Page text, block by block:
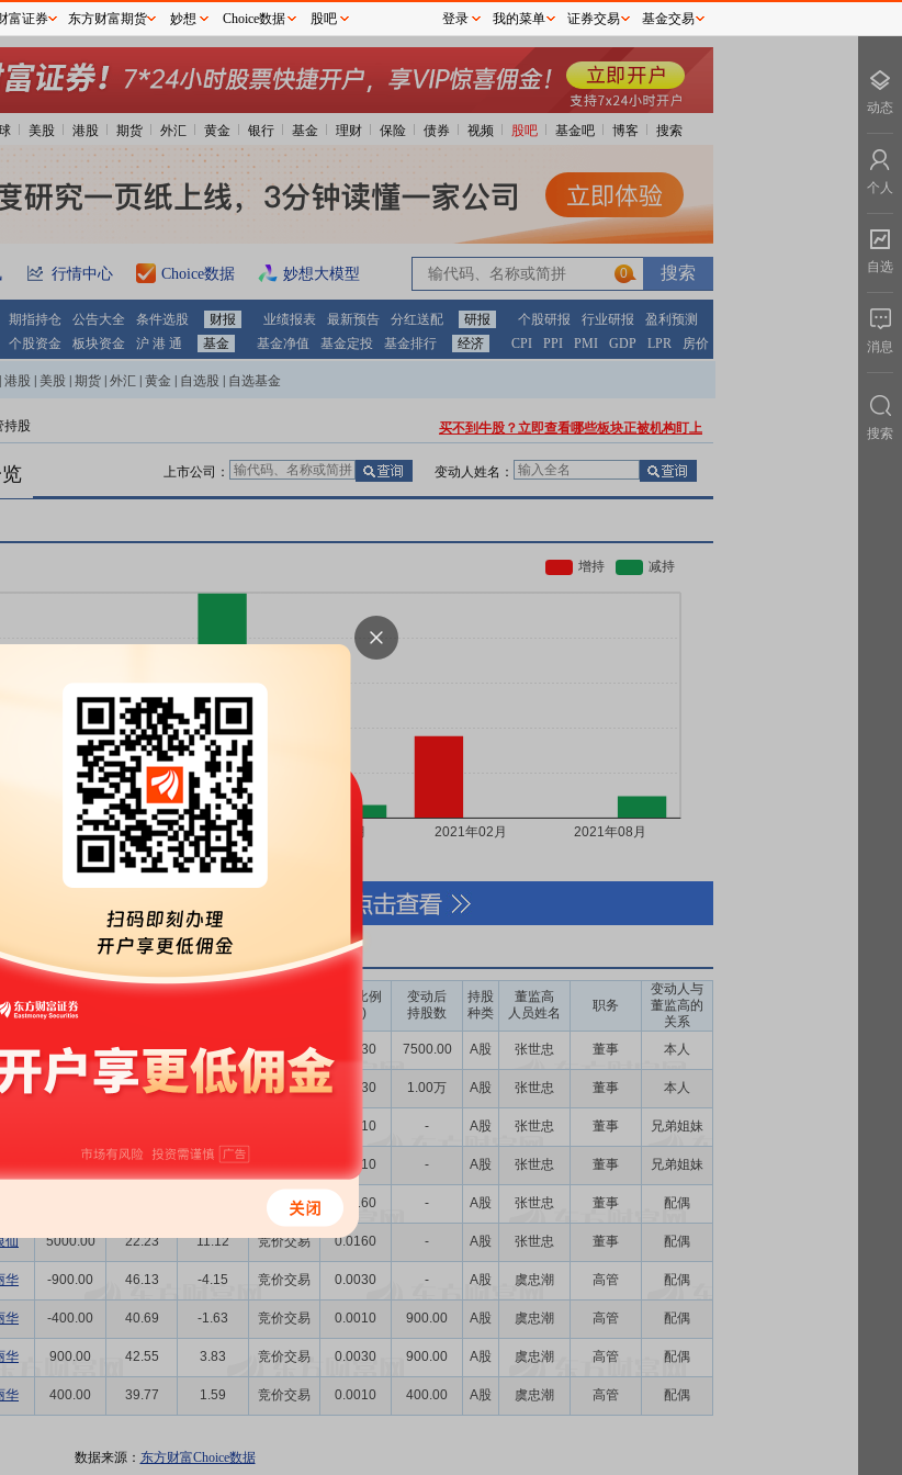
美股 港股 期货 外汇 黄金 银行 基金 理财 保险 债券 视频 股吧 基金吧 博客 搜索
行情中心 Choice数据 妙想大模型 0
期指持仓 公告大全 条件选股 财报 业绩报表 最新预告 分红送配 研报 个股研报 行业研报
盈利预测
个股资金 板块资金 沪 港 通 基金 基金净值 基金定投 基金排行 经济 CPI PPI PMI GDP LPR 房价
港股 美股 期货 外汇 黄金 自选股 自选基金
持股 买不到牛股？立即查看哪些板块正被机构盯上
变动人姓名：
上市公司：
按股份金额(万元)
人 变动股数
变动比例
(‰)
变动后
持股数
持股
种类
董监高
人员姓名
职务
变动人与
董监高的
关系
忠 -2500.00 5.66 -1.41 竞价交易 0.0030 7500.00 A股 张世忠 董事
本人
忠 1.00万 5.43 5.43 竞价交易 0.0130 1.00万 A股 张世忠 董事
本人
0.0010 - A股 张世忠 董事
兄弟姐妹
300.00 28.73 0.86 0.0010 - A股 张世忠 董事
兄弟姐妹
竞价交易 0.0160 - A股 张世忠 董事
配偶
仙 5000.00 22.23 11.12 竞价交易 0.0160 - A股 张世忠 董事
配偶
华 -900.00 46.13 -4.15 竞价交易 0.0030 - A股 虞忠潮 高管
配偶
华 -400.00 40.69 -1.63 竞价交易 0.0010 900.00 A股 虞忠潮 高管
配偶
华 900.00 42.55 3.83 竞价交易 0.0030 900.00 A股 虞忠潮 高管
配偶
华 400.00 39.77 1.59 竞价交易 0.0010 400.00 A股 虞忠潮 高管 配偶
数据来源： 东方财富Choice数据
富证券 东方财富期货 妙想 Choice数据 股吧 登录 我的菜单 证券交易 基金交易
动态
个人
自选
消息
搜索